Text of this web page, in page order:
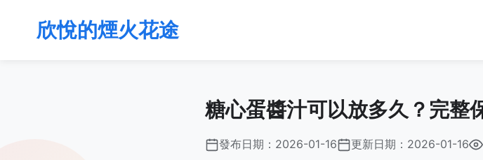
欣悅的煙火花途
糖心蛋醬汁可以放多久？完整
發布日期： 2026-01-16 更新日期： 2026-01-16